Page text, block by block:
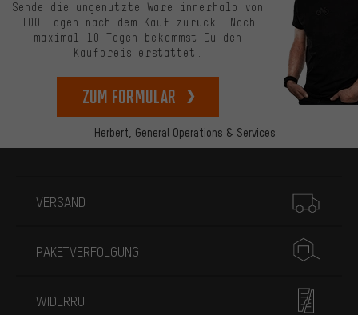
Herbert, General Operations & Services
Sende die ungenutzte Ware innerhalb von
100 Tagen nach dem Kauf zurück. Nach
maximal 10 Tagen bekommst Du den
Kaufpreis erstattet.
zum Formular
VERSAND
PAKETVERFOLGUNG
WIDERRUF